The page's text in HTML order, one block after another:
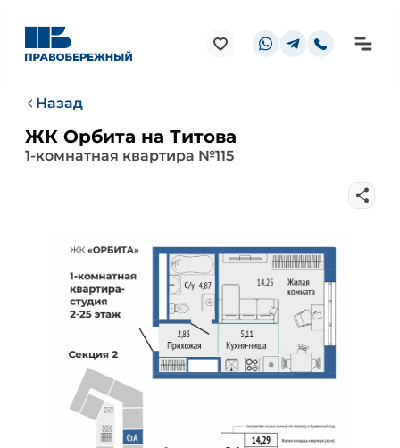
Назад
ЖК Орбита на Титова
1-комнатная квартира №115